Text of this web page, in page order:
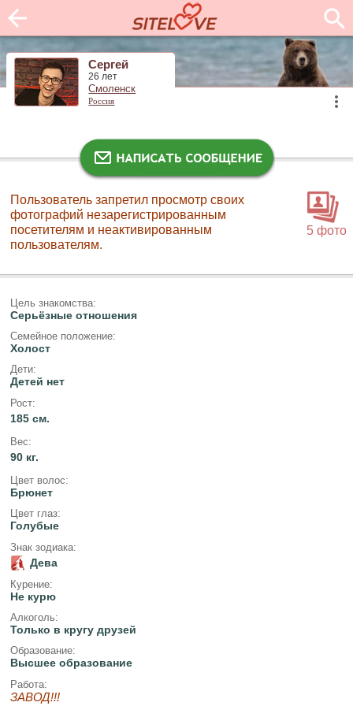
Сергей
26 лет
Смоленск
Россия
5 фото
Пользователь запретил просмотр своих
фотографий незарегистрированным
посетителям и неактивированным
пользователям.
Цель знакомства:
Серьёзные отношения
Семейное положение:
Холост
Дети:
Детей нет
Рост:
185 см.
Вес:
90 кг.
Цвет волос:
Брюнет
Цвет глаз:
Голубые
Знак зодиака:
Дева
Курение:
Не курю
Алкоголь:
Только в кругу друзей
Образование:
Высшее образование
Работа:
ЗАВОД!!!